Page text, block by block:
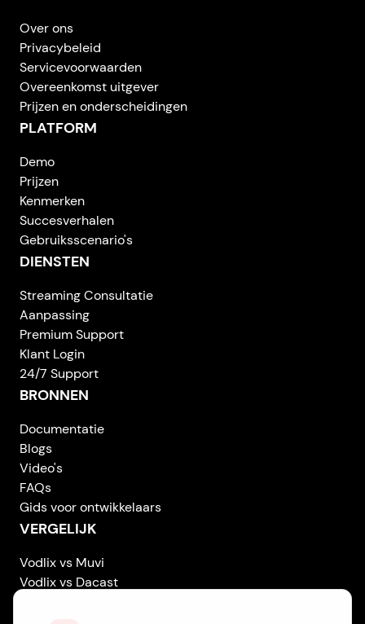
Over ons
Privacybeleid
Servicevoorwaarden
Overeenkomst uitgever
Prijzen en onderscheidingen
PLATFORM
Demo
Prijzen
Kenmerken
Succesverhalen
Gebruiksscenario's
DIENSTEN
Streaming Consultatie
Aanpassing
Premium Support
Klant Login
24/7 Support
BRONNEN
Documentatie
Blogs
Video's
FAQs
Gids voor ontwikkelaars
VERGELIJK
Vodlix vs Muvi
Vodlix vs Dacast